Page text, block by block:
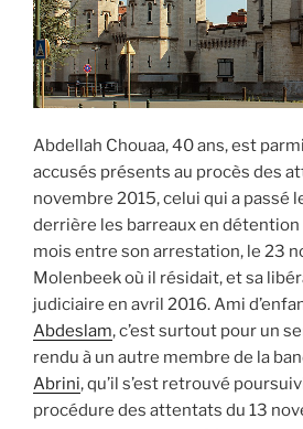
Abdellah Chouaa, 40 ans, est
accusés présents au procès des
novembre 2015, celui qui a passé
derrière les barreaux en détention
mois entre son arrestation, le 23
Molenbeek où il résidait, et sa
judiciaire en avril 2016. Ami
Abdeslam, c’est surtout pour un
rendu à un autre membre de la
Abrini, qu’il s’est retrouvé
procédure des attentats du 13